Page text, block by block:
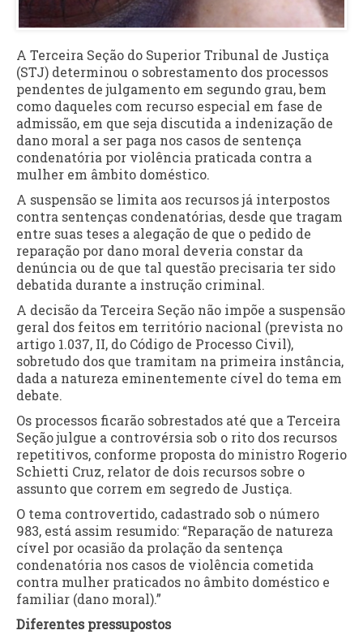
A Terceira Seção do Superior Tribunal de Justiça
(STJ) determinou o sobrestamento dos processos
pendentes de julgamento em segundo grau, bem
como daqueles com recurso especial em fase de
admissão, em que seja discutida a indenização de
dano moral a ser paga nos casos de sentença
condenatória por violência praticada contra a
mulher em âmbito doméstico.
A suspensão se limita aos recursos já interpostos
contra sentenças condenatórias, desde que tragam
entre suas teses a alegação de que o pedido de
reparação por dano moral deveria constar da
denúncia ou de que tal questão precisaria ter sido
debatida durante a instrução criminal.
A decisão da Terceira Seção não impõe a suspensão
geral dos feitos em território nacional (prevista no
artigo 1.037, II, do Código de Processo Civil),
sobretudo dos que tramitam na primeira instância,
dada a natureza eminentemente cível do tema em
debate.
Os processos ficarão sobrestados até que a Terceira
Seção julgue a controvérsia sob o rito dos recursos
repetitivos, conforme proposta do ministro Rogerio
Schietti Cruz, relator de dois recursos sobre o
assunto que correm em segredo de Justiça.
O tema controvertido, cadastrado sob o número
983, está assim resumido: “Reparação de natureza
cível por ocasião da prolação da sentença
condenatória nos casos de violência cometida
contra mulher praticados no âmbito doméstico e
familiar (dano moral).”
Diferentes pressupostos